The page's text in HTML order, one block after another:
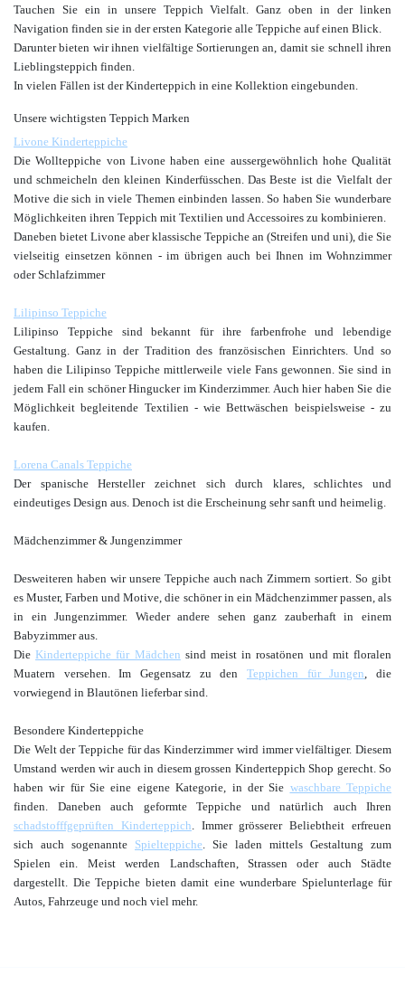
Tauchen Sie ein in unsere Teppich Vielfalt. Ganz oben in der linken
Navigation finden sie in der ersten Kategorie alle Teppiche auf einen Blick.
Darunter bieten wir ihnen vielfältige Sortierungen an, damit sie schnell ihren
Lieblingsteppich finden.
In vielen Fällen ist der Kinderteppich in eine Kollektion eingebunden.
Unsere wichtigsten Teppich Marken
Livone Kinderteppiche
Die Wollteppiche von Livone haben eine aussergewöhnlich hohe Qualität
und schmeicheln den kleinen Kinderfüsschen. Das Beste ist die Vielfalt der
Motive die sich in viele Themen einbinden lassen. So haben Sie wunderbare
Möglichkeiten ihren Teppich mit Textilien und Accessoires zu kombinieren.
Daneben bietet Livone aber klassische Teppiche an (Streifen und uni), die Sie
vielseitig einsetzen können - im übrigen auch bei Ihnen im Wohnzimmer
oder Schlafzimmer
Lilipinso Teppiche
Lilipinso Teppiche sind bekannt für ihre farbenfrohe und lebendige
Gestaltung. Ganz in der Tradition des französischen Einrichters. Und so
haben die Lilipinso Teppiche mittlerweile viele Fans gewonnen. Sie sind in
jedem Fall ein schöner Hingucker im Kinderzimmer. Auch hier haben Sie die
Möglichkeit begleitende Textilien - wie Bettwäschen beispielsweise - zu
kaufen.
Lorena Canals Teppiche
Der spanische Hersteller zeichnet sich durch klares, schlichtes und
eindeutiges Design aus. Denoch ist die Erscheinung sehr sanft und heimelig.
Mädchenzimmer & Jungenzimmer
Desweiteren haben wir unsere Teppiche auch nach Zimmern sortiert. So gibt
es Muster, Farben und Motive, die schöner in ein Mädchenzimmer passen, als
in ein Jungenzimmer. Wieder andere sehen ganz zauberhaft in einem
Babyzimmer aus.
DieKinderteppiche für Mädchen sind meist in rosatönen und mit floralen
Muatern versehen. Im Gegensatz zu den Teppichen für Jungen , die
vorwiegend in Blautönen lieferbar sind.
Besondere Kinderteppiche
Die Welt der Teppiche für das Kinderzimmer wird immer vielfältiger. Diesem
Umstand werden wir auch in diesem grossen Kinderteppich Shop gerecht. So
haben wir für Sie eine eigene Kategorie, in der Sie waschbare Teppiche
finden. Daneben auch geformte Teppiche und natürlich auch Ihren
schadstofffgeprüften Kinderteppich . Immer grösserer Beliebtheit erfreuen
sich auch sogenannte Spielteppiche . Sie laden mittels Gestaltung zum
Spielen ein. Meist werden Landschaften, Strassen oder auch Städte
dargestellt. Die Teppiche bieten damit eine wunderbare Spielunterlage für
Autos, Fahrzeuge und noch viel mehr.